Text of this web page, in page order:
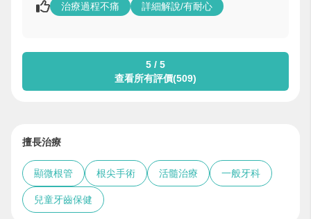
治療過程不痛 詳細解說/有耐心
5 / 5
查看所有評價(509)
擅長治療
顯微根管 根尖手術 活髓治療 一般牙科
兒童牙齒保健